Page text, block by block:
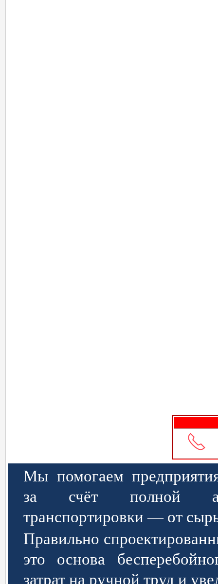
Мы помогаем
за счёт полной
транспортировки — от
Правильно
это основа
затрат на ручной труд и